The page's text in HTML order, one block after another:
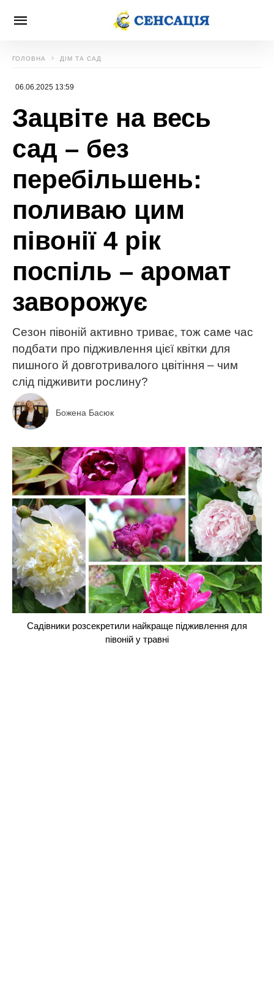
ГОЛОВНА ДІМ ТА САД
06.06.2025 13:59
Зацвіте на весь
сад – без
перебільшень:
поливаю цим
півонії 4 рік
поспіль – аромат
заворожує
Сезон півоній активно триває, тож саме час
подбати про підживлення цієї квітки для
пишного й довготривалого цвітіння – чим
слід підживити рослину?
Божена Басюк
Садівники розсекретили найкраще підживлення для
півоній у травні